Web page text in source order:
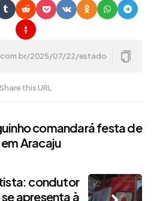
Share this URL
comandará festa de
Aracaju
condutor
apresenta à